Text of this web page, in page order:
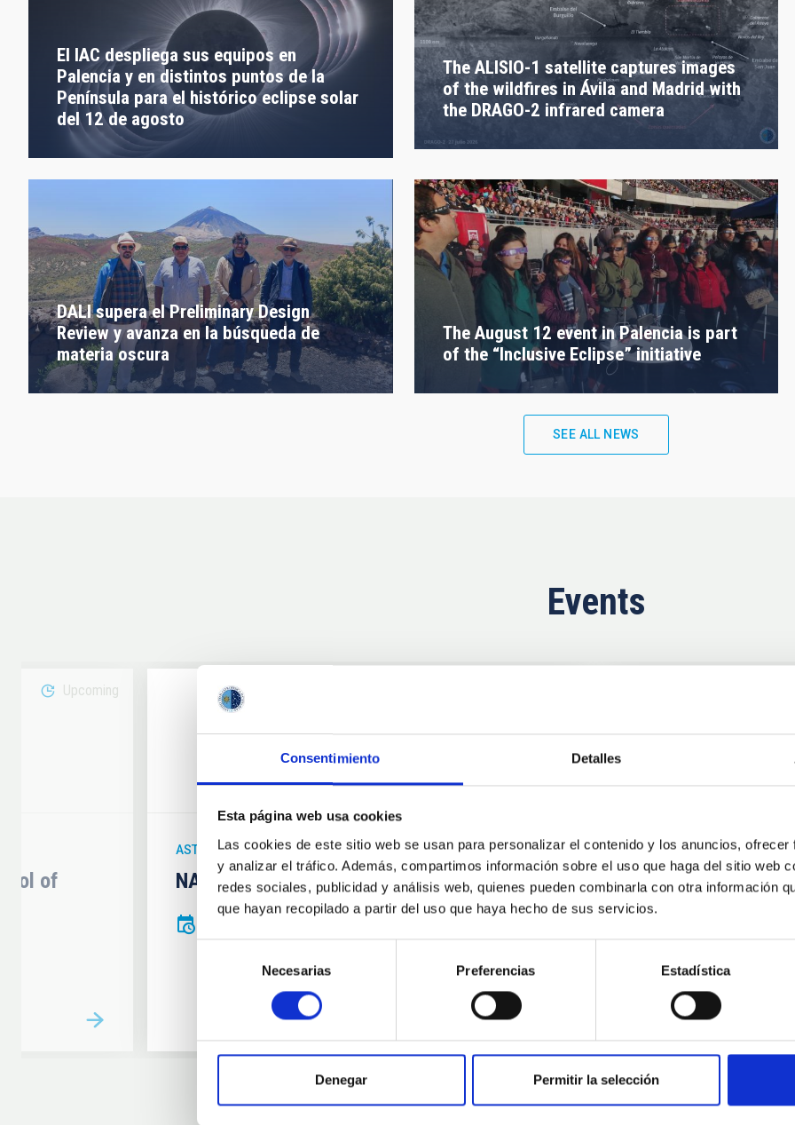
Consentimiento Detalles
Esta página web usa cookies
Las cookies de este sitio web se usan para personalizar el contenido y los anuncios,
y analizar el tráfico. Además, compartimos información sobre el uso que haga del sitio web
redes sociales, publicidad y análisis web, quienes pueden combinarla con otra información
que hayan recopilado a partir del uso que haya hecho de sus servicios.
consentimiento
Necesarias Preferencias Estadística
Denegar Permitir la selección
El IAC despliega sus equipos en
Palencia y en distintos puntos de la
Península para el histórico eclipse solar
del 12 de agosto
The ALISIO-1 satellite captures images
of the wildfires in Ávila and Madrid with
the DRAGO-2 infrared camera
DALI supera el Preliminary Design
Review y avanza en la búsqueda de
materia oscura
The August 12 event in Palencia is part
of the “Inclusive Eclipse” initiative
SEE ALL NEWS
Events
Upcoming
of
08
AUG 26
11
AUG 26
ASTRONOMICAL EVENT
NATE en Palencia - Eclipse Agosto 2026
10
CONFERENCE
Substellar